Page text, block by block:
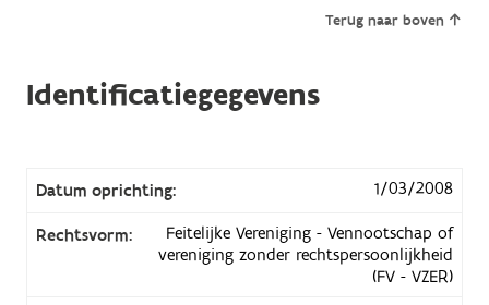
Terug naar boven
Identificatiegegevens
Datum oprichting: 1/03/2008
Rechtsvorm:
Feitelijke Vereniging - Vennootschap of
vereniging zonder rechtspersoonlijkheid
(FV - VZER)